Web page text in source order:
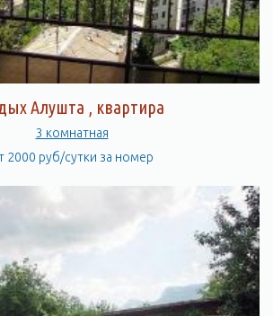
Алушта , квартира
3 комнатная
2000 руб/сутки за номер